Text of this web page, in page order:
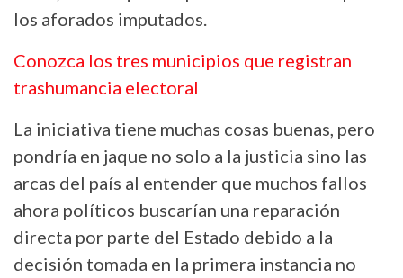
los aforados imputados.
Conozca los tres municipios que registran
trashumancia electoral
La iniciativa tiene muchas cosas buenas, pero
pondría en jaque no solo a la justicia sino las
arcas del país al entender que muchos fallos
ahora políticos buscarían una reparación
directa por parte del Estado debido a la
decisión tomada en la primera instancia no